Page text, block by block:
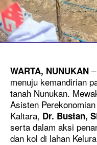
WARTA, NUNUKAN
menuju kemandirian
tanah Nunukan.
Asisten
Kaltara, Dr. Bustan,
serta dalam aksi
dan kol di lahan